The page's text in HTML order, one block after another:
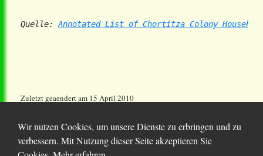
Quelle: Annotated List of Chortitza Colony
Zuletzt geaendert am 15 April 2010
Wir nutzen Cookies, um unsere Dienste zu erbringen und zu
verbessern. Mit Nutzung dieser Seite akzeptieren Sie